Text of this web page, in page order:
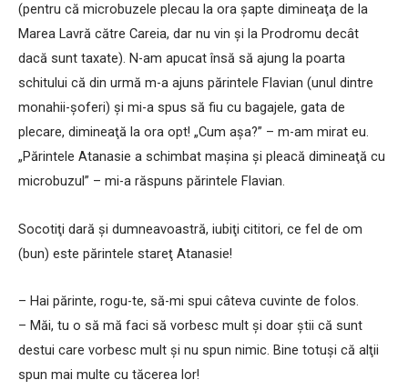
(pentru că microbuzele plecau la ora şapte dimineaţa de la
Marea Lavră către Careia, dar nu vin şi la Prodromu decât
dacă sunt taxate). N-am apucat însă să ajung la poarta
schitului că din urmă m-a ajuns părintele Flavian (unul dintre
monahii-şoferi) şi mi-a spus să fiu cu bagajele, gata de
plecare, dimineaţă la ora opt! „Cum aşa?” – m-am mirat eu.
„Părintele Atanasie a schimbat maşina şi pleacă dimineaţă cu
microbuzul” – mi-a răspuns părintele Flavian.
Socotiţi dară şi dumneavoastră, iubiţi cititori, ce fel de om
(bun) este părintele stareţ Atanasie!
– Hai părinte, rogu-te, să-mi spui câteva cuvinte de folos.
– Măi, tu o să mă faci să vorbesc mult şi doar ştii că sunt
destui care vorbesc mult şi nu spun nimic. Bine totuşi că alţii
spun mai multe cu tăcerea lor!